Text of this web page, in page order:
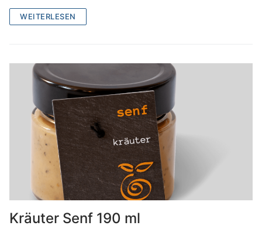
WEITERLESEN
Kräuter Senf 190 ml